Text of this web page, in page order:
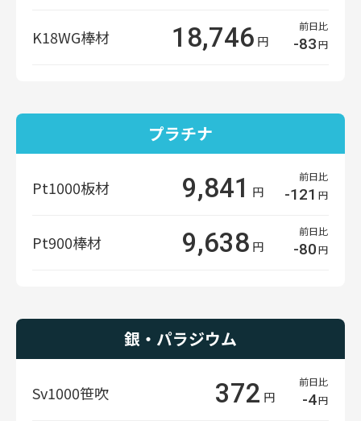
K18WG棒材 18,746 円
前日比
-83円
プラチナ
Pt1000板材 9,841 円
前日比
-121 円
Pt900棒材 9,638 円
前日比
-80円
銀・パラジウム
Sv1000笹吹 372 円
前日比
-4円